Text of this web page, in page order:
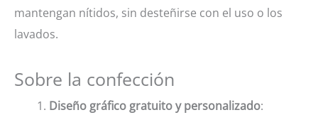
mantengan nítidos, sin desteñirse con el uso o los
lavados.
Sobre la confección
Diseño gráfico gratuito y personalizado: